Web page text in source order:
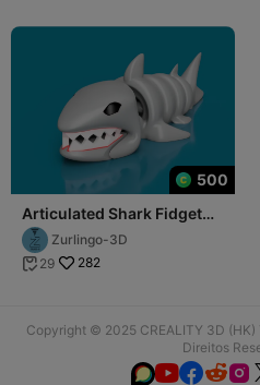
500
Articulated Shark Fidget
Toy Zurlingo-3D
 29 282
Copyright © 2025 CREALITY 3D (HK)
Direitos
